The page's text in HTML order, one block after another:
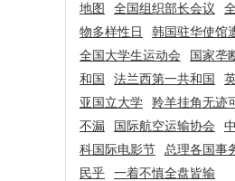
地图
全国组织部长会议
物多样性日
韩国驻华使馆
全国大学生运动会
国家垄
和国
法兰西第一共和国
亚国立大学
羚羊挂角无迹
不漏
国际航空运输协会
科国际电影节
总理各国事
民乎
一着不慎全盘皆输